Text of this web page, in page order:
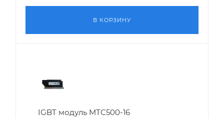
В КОРЗИНУ
IGBT модуль MTC500-16